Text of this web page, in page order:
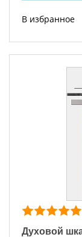
В избранное
Духовой